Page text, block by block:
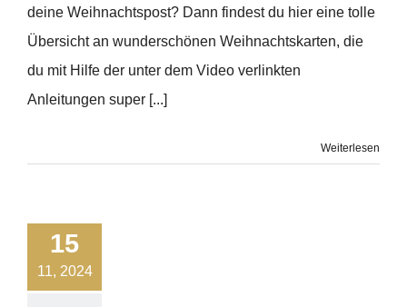
deine Weihnachtspost? Dann findest du hier eine tolle
Übersicht an wunderschönen Weihnachtskarten, die
du mit Hilfe der unter dem Video verlinkten
Anleitungen super [...]
Weiterlesen
15
11, 2024